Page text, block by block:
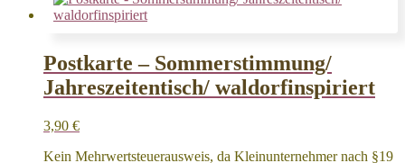
Postkarte – Sommerstimmung/
Jahreszeitentisch/ waldorfinspiriert
3,90 €
Kein Mehrwertsteuerausweis, da Kleinunternehmer nach §19